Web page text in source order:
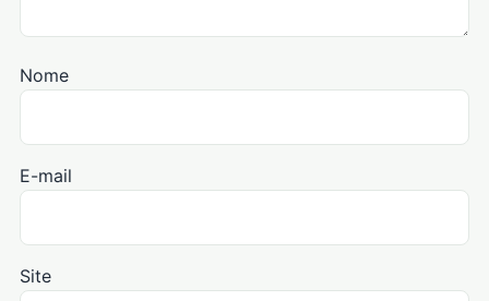
Nome
E-mail
Site